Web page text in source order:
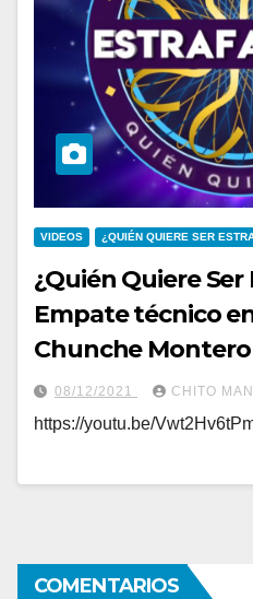
VIDEOS ¿QUIÉN QUIERE SER
¿Quién Quiere
Empate técnico
Chunche Montero
08/12/2021 CHITO
https://youtu.be/
COMENTARIOS